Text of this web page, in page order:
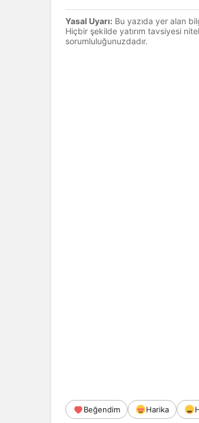
Yasal Uyarı: Bu yazıda yer alan
Hiçbir şekilde yatırım tavsiyesi
sorumluluğunuzdadır.
Beğendim Harika